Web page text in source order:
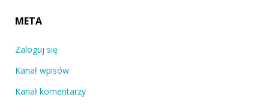
META
Zaloguj się
Kanał wpisów
Kanał komentarzy